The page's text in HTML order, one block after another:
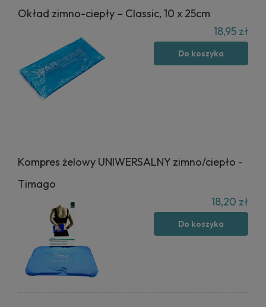
Okład zimno-ciepły – Classic, 10 x 25cm
18,95 zł
Do koszyka
Kompres żelowy UNIWERSALNY zimno/ciepło -
Timago
18,20 zł
Do koszyka